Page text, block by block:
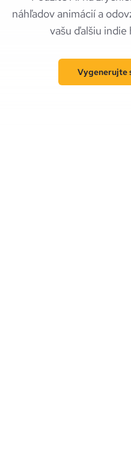
náhľadov animácií a
vašu ďalšiu
Vygenerujte